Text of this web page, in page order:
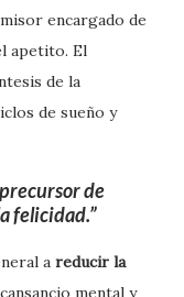
encargado de
apetito. El
de la
de sueño y
de
felicidad.
a reducir la
mental y